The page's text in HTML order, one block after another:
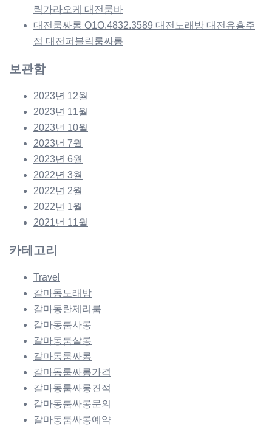
릭가라오케 대전룸바
대전룸싸롱 O1O.4832.3589 대전노래방 대전유흥주
점 대전퍼블릭룸싸롱
보관함
2023년 12월
2023년 11월
2023년 10월
2023년 7월
2023년 6월
2022년 3월
2022년 2월
2022년 1월
2021년 11월
카테고리
Travel
갈마동노래방
갈마동란제리룸
갈마동룸사롱
갈마동룸살롱
갈마동룸싸롱
갈마동룸싸롱가격
갈마동룸싸롱견적
갈마동룸싸롱문의
갈마동룸싸롱예약